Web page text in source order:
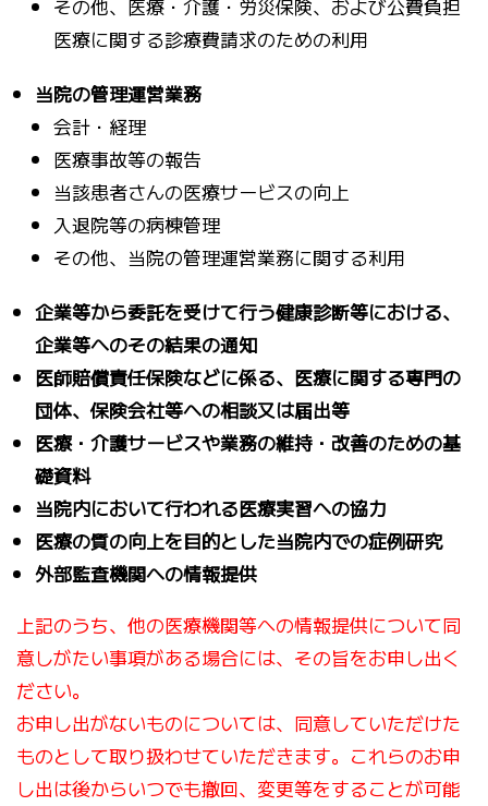
その他、医療・介護・労災保険、および公費負担
医療に関する診療費請求のための利用
当院の管理運営業務
会計・経理
医療事故等の報告
当該患者さんの医療サービスの向上
入退院等の病棟管理
その他、当院の管理運営業務に関する利用
企業等から委託を受けて行う健康診断等における、
企業等へのその結果の通知
医師賠償責任保険などに係る、医療に関する専門の
団体、保険会社等への相談又は届出等
医療・介護サービスや業務の維持・改善のための基
礎資料
当院内において行われる医療実習への協力
医療の質の向上を目的とした当院内での症例研究
外部監査機関への情報提供
上記のうち、他の医療機関等への情報提供について同
意しがたい事項がある場合には、その旨をお申し出く
ださい。
お申し出がないものについては、同意していただけた
ものとして取り扱わせていただきます。これらのお申
し出は後からいつでも撤回、変更等をすることが可能